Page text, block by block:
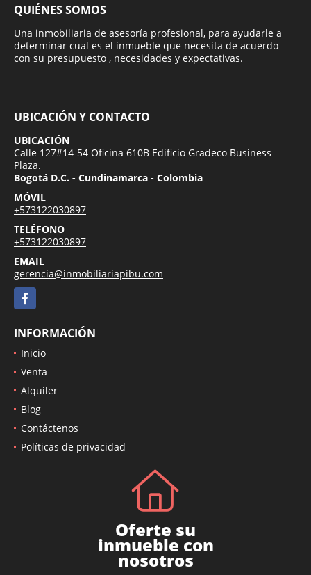
QUIÉNES SOMOS
Una inmobiliaria de asesoría profesional, para ayudarle a
determinar cual es el inmueble que necesita de acuerdo
con su presupuesto , necesidades y expectativas.
UBICACIÓN Y CONTACTO
UBICACIÓN
Calle 127#14-54 Oficina 610B Edificio Gradeco Business
Plaza.
Bogotá D.C. - Cundinamarca - Colombia
MÓVIL
+573122030897
TELÉFONO
+573122030897
EMAIL
gerencia@inmobiliariapibu.com
Facebook
INFORMACIÓN
Inicio
Venta
Alquiler
Blog
Contáctenos
Políticas de privacidad
Oferte su
inmueble con
nosotros